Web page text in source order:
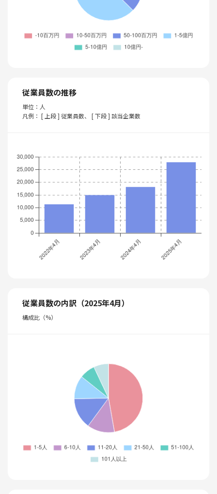
従業員数の推移
単位：人
凡例： [ 上段 ] 従業員数、 [ 下段 ] 該当企業数
従業員数の内訳（2025年4月）
構成比（%）